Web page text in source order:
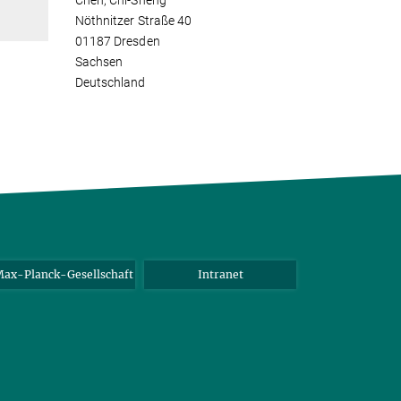
Nöthnitzer Straße 40
01187 Dresden
Sachsen
Deutschland
Planck-Gesellschaft Intranet